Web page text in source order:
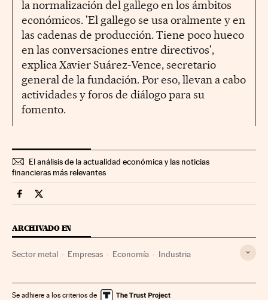
la normalización del gallego en los ámbitos
económicos. 'El gallego se usa oralmente y en
las cadenas de producción. Tiene poco hueco
en las conversaciones entre directivos',
explica Xavier Suárez-Vence, secretario
general de la fundación. Por eso, llevan a cabo
actividades y foros de diálogo para su
fomento.
El análisis de la actualidad económica y las noticias
financieras más relevantes
Companias Cinco Días en Facebook
Companias Cinco Días en Twitter
ARCHIVADO EN
Sector metal Empresas Economía Industria
Se adhiere a los criterios de